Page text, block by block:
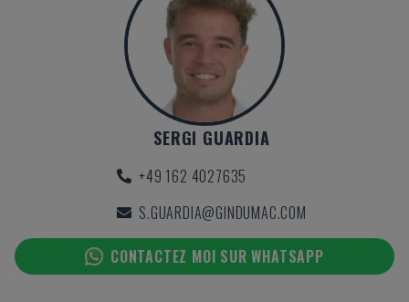
SERGI GUARDIA
+49 162 4027635
S.GUARDIA@GINDUMAC.COM
CONTACTEZ MOI SUR WHATSAPP